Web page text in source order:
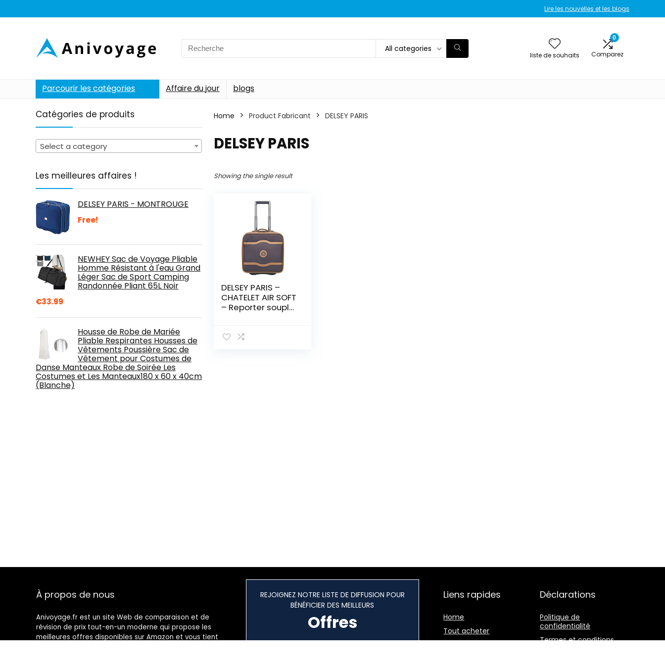
Lire les nouvelles et les blogs
Search
for:
All categories
liste de souhaits
0
Comparez
Parcourir les catégories Affaire du jour blogs
Catégories de produits
Select a category
Les meilleures affaires !
DELSEY PARIS - MONTROUGE
Free!
NEWHEY Sac de Voyage Pliable
Homme Résistant à l'eau Grand
Léger Sac de Sport Camping
Randonnée Pliant 65L Noir
€33.99
Housse de Robe de Mariée
Pliable Respirantes Housses de
Vêtements Poussière Sac de
Vêtement pour Costumes de
Danse Manteaux Robe de Soirée Les
Costumes et Les Manteaux180 x 60 x 40cm
(Blanche)
Home Product Fabricant ‎DELSEY PARIS
‎DELSEY PARIS
Showing the single result
DELSEY PARIS –
CHATELET AIR SOFT
– Reporter souple
Chocolat
À propos de nous
Anivoyage.fr est un site Web de comparaison et de
révision de prix tout-en-un moderne qui propose les
meilleures offres disponibles sur Amazon et vous tient
REJOIGNEZ NOTRE LISTE DE DIFFUSION POUR
BÉNÉFICIER DES MEILLEURS
Offres
Liens rapides
Home
Tout acheter
Déclarations
Politique de
confidentialité
Termes et conditions